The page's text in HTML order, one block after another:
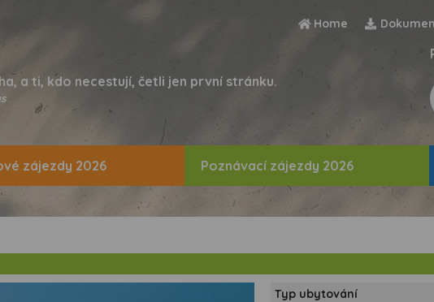
Home
a ti, kdo necestují, četli jen první stránku.
zájezdy 2026 Poznávací zájezdy 2026
Typ ubytování